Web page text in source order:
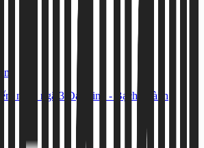
ngay ngã 3 Đại Linh - Bạch Thành